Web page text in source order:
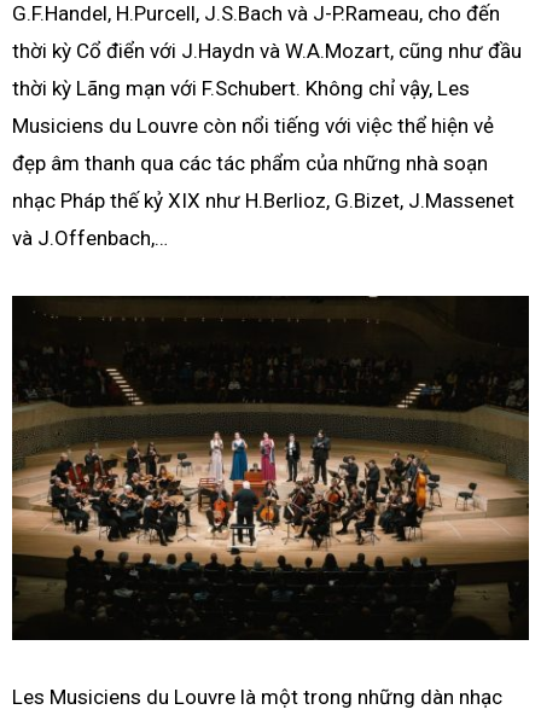
G.F.Handel, H.Purcell, J.S.Bach và J-P.Rameau, cho đến
thời kỳ Cổ điển với J.Haydn và W.A.Mozart, cũng như đầu
thời kỳ Lãng mạn với F.Schubert. Không chỉ vậy, Les
Musiciens du Louvre còn nổi tiếng với việc thể hiện vẻ
đẹp âm thanh qua các tác phẩm của những nhà soạn
nhạc Pháp thế kỷ XIX như H.Berlioz, G.Bizet, J.Massenet
và J.Offenbach,…
Les Musiciens du Louvre là một trong những dàn nhạc